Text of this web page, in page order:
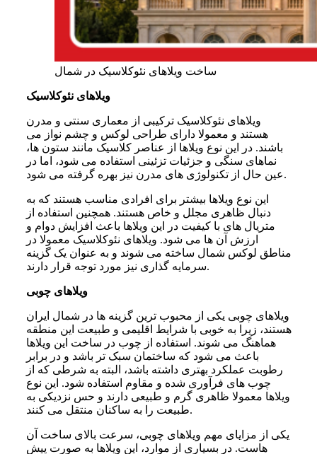
ساخت ویلاهای نئوکلاسیک در شمال
ویلاهای نئوکلاسیک
ویلاهای نئوکلاسیک ترکیبی از معماری سنتی و مدرن
هستند و معمولا دارای طراحی لوکس و چشم نواز می
باشند. در این نوع ویلاها از عناصر کلاسیک مانند ستون ها،
نماهای سنگی و جزئیات تزئینی استفاده می شود، اما در
عین حال از تکنولوژی های مدرن نیز بهره گرفته می شود.
این نوع ویلاها بیشتر برای افرادی مناسب هستند که به
دنبال ظاهری مجلل و خاص هستند. همچنین استفاده از
متریال های با کیفیت در این ویلاها باعث افزایش دوام و
ارزش آن ها می شود. ویلاهای نئوکلاسیک معمولا در
مناطق لوکس شمال ساخته می شوند و به عنوان یک گزینه
سرمایه گذاری نیز مورد توجه قرار دارند.
ویلاهای چوبی
ویلاهای چوبی یکی از محبوب ترین گزینه ها در شمال ایران
هستند، زیرا به خوبی با شرایط اقلیمی و طبیعت این منطقه
هماهنگ می شوند. استفاده از چوب در ساخت این ویلاها
باعث می شود که ساختمان سبک تر باشد و در برابر
رطوبت عملکرد بهتری داشته باشد، البته به شرطی که از
چوب های فرآوری شده و مقاوم استفاده شود. این نوع
ویلاها معمولا ظاهری گرم و طبیعی دارند و حس نزدیکی به
طبیعت را به ساکنان منتقل می کنند.
یکی از مزایای مهم ویلاهای چوبی، سرعت بالای ساخت آن
هاست. در بسیاری از موارد، این ویلاها به صورت پیش